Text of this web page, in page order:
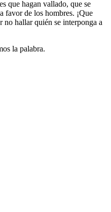
que hagan vallado, que se
favor de los hombres. ¡Que
no hallar quién se interponga a
la palabra.